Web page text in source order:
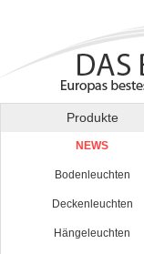
Produkte
NEWS
Bodenleuchten
Deckenleuchten
Hängeleuchten